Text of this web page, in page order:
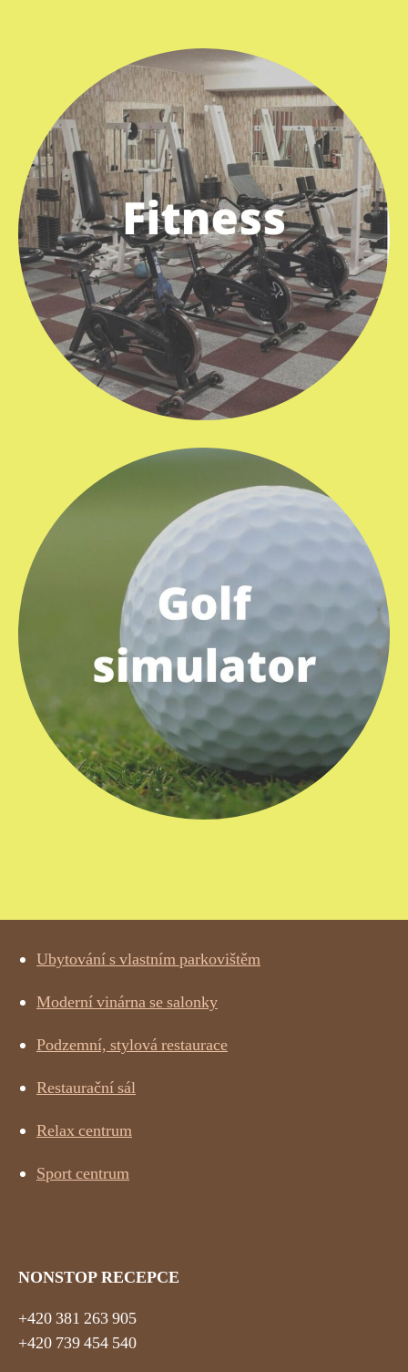
Ubytování s vlastním parkovištěm
Moderní vinárna se salonky
Podzemní, stylová restaurace
Restaurační sál
Relax centrum
Sport centrum
NONSTOP RECEPCE
+420 381 263 905
+420 739 454 540